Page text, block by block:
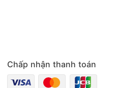
Chấp nhận thanh toán